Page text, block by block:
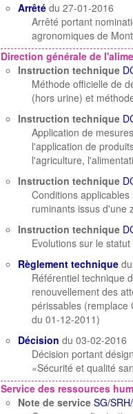
Arrêté du 27-01-2016
Arrêté portant
agronomiques de
Direction générale de
Instruction technique
Méthode officielle de
(hors urine) et
Instruction technique
Application de
l'application de
l'agriculture,
Instruction technique
Conditions
ruminants issus d'une
Instruction technique
Evolutions sur le
Règlement technique
Référentiel technique
renouvellement des
périssables (remplace
du 01-12-2011)
Décision du 03-02-2016
Décision portant
«Sécurité et qualité
Service des ressources
Note de service SG/